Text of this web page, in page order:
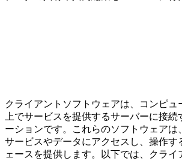
クライアントソフトウェアは、コンピュ
上でサービスを提供するサーバーに接
ーションです。これらのソフトウェアは
サービスやデータにアクセスし、操作す
ェースを提供します。以下では、クライ